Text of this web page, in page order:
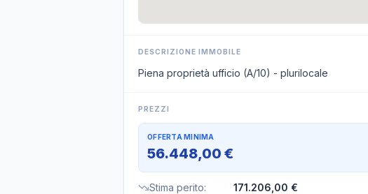
DESCRIZIONE IMMOBILE
Piena proprietà ufficio (A/10) - plurilocale
PREZZI
OFFERTA MINIMA
56.448,00 €
Stima perito:
171.206,00 €